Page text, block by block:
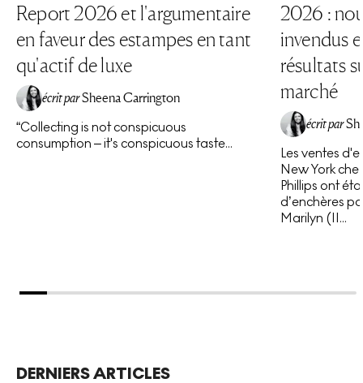
Report 2026 et l'argumentaire
en faveur des estampes en tant
qu'actif de luxe
écrit parSheena Carrington
“Collecting is not conspicuous
consumption – it's conspicuous taste...
2026 :
invendus
résultats
marché
écrit par
Les ventes
New York
Phillips ont
d’enchères
Marilyn (II...
DERNIERS ARTICLES